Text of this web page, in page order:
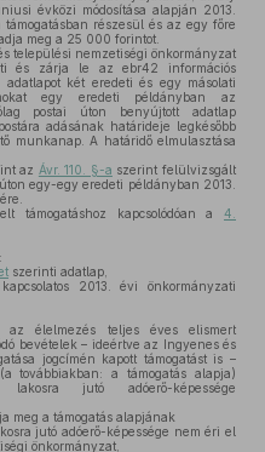
évközi módosítása alapján 2013.
részesül és az egy főre
meg a 25 000 forintot.
települési nemzetiségi önkormányzat
és zárja le az ebr42 információs
két eredeti és egy másolati
egy eredeti példányban az
postai úton benyújtott adatlap
adásának határideje legkésőbb
munkanap. A határidő elmulasztása
az Ávr. 110. §-a szerint felülvizsgált
egy-egy eredeti példányban 2013.
támogatáshoz kapcsolódóan a 4.
szerinti adatlap,
2013. évi önkormányzati
az élelmezés teljes éves elismert
bevételek – ideértve az Ingyenes és
jogcímén kapott támogatást is –
továbbiakban: a támogatás alapja)
jutó adóerő-képessége
meg a támogatás alapjának
jutó adóerő-képessége nem éri el
önkormányzat,